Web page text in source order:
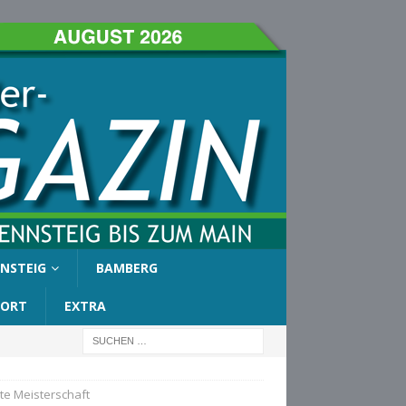
BAMBERG
EXTRA
Meisterschaft